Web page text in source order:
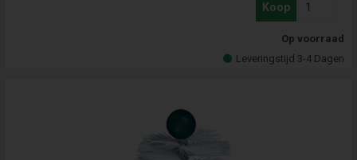
Koop
Op voorraad
Leveringstijd 3-4 Dagen